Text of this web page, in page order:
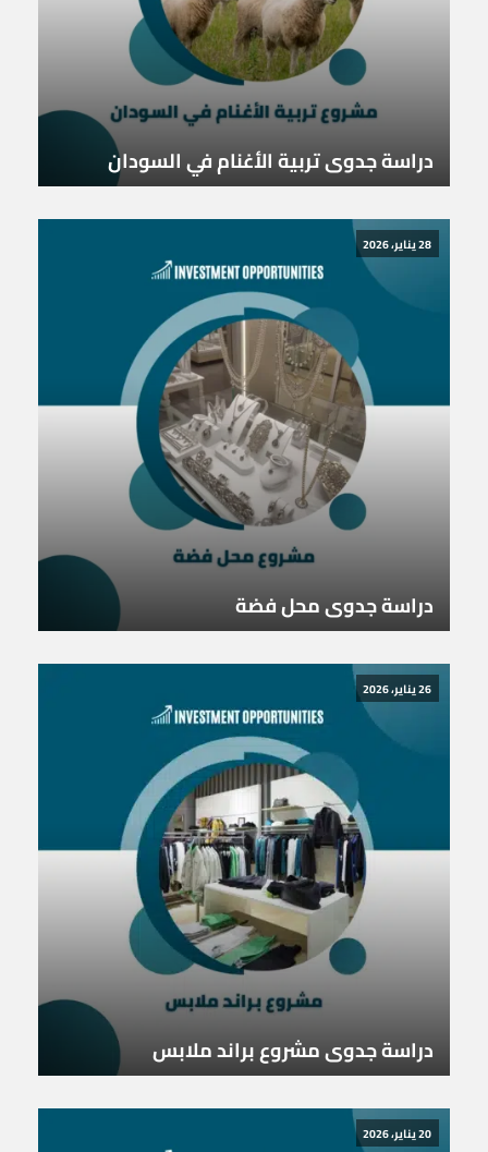
دراسة جدوى تربية الأغنام في السودان
28 يناير، 2026
دراسة جدوى محل فضة
26 يناير، 2026
دراسة جدوى مشروع براند ملابس
20 يناير، 2026